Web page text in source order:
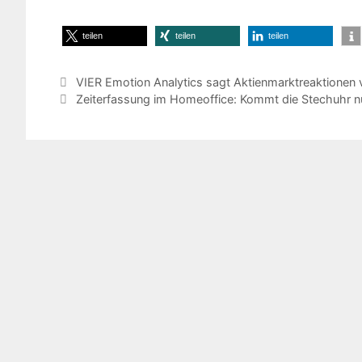
teilen teilen teilen
VIER Emotion Analytics sagt Aktienmarktreaktionen
Zeiterfassung im Homeoffice: Kommt die Stechuhr